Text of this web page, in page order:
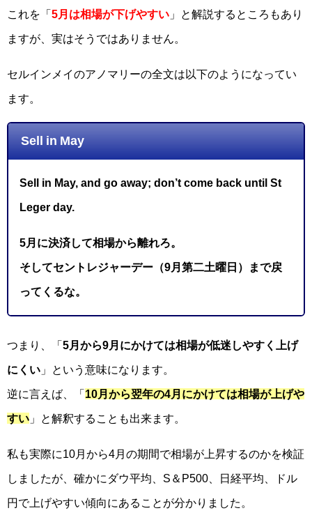
これを「5月は相場が下げやすい 」と解説するところもあり
ますが、実はそうではありません。
セルインメイのアノマリーの全文は以下のようになってい
ます。
Sell in May
Sell in May, and go away; don’t come back until St
Leger day.
5月に決済して相場から離れろ。
そしてセントレジャーデー（9月第二土曜日）まで戻
ってくるな。
つまり、「 5月から9月にかけては相場が低迷しやすく上げ
にくい 」という意味になります。
逆に言えば、「 10月から翌年の4月にかけては相場が上げや
すい 」と解釈することも出来ます。
私も実際に10月から4月の期間で相場が上昇するのかを検証
しましたが、確かにダウ平均、S＆P500、日経平均、ドル
円で上げやすい傾向にあることが分かりました。